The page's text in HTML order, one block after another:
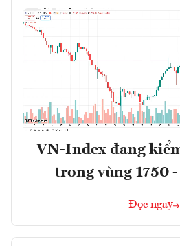
VN-Index đang
trong vùng 1750
Đọc ngay